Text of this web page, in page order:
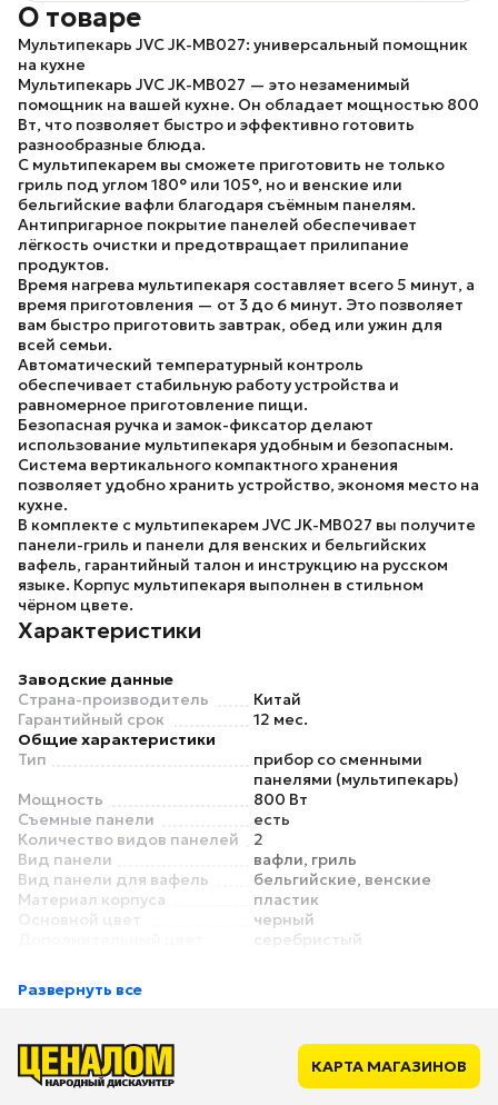
О товаре
Мультипекарь JVC JK-MB027: универсальный помощник
на кухне
Мультипекарь JVC JK-MB027 — это незаменимый
помощник на вашей кухне. Он обладает мощностью 800
Вт, что позволяет быстро и эффективно готовить
разнообразные блюда.
С мультипекарем вы сможете приготовить не только
гриль под углом 180° или 105°, но и венские или
бельгийские вафли благодаря съёмным панелям.
Антипригарное покрытие панелей обеспечивает
лёгкость очистки и предотвращает прилипание
продуктов.
Время нагрева мультипекаря составляет всего 5 минут, а
время приготовления — от 3 до 6 минут. Это позволяет
вам быстро приготовить завтрак, обед или ужин для
всей семьи.
Автоматический температурный контроль
обеспечивает стабильную работу устройства и
равномерное приготовление пищи.
Безопасная ручка и замок-фиксатор делают
использование мультипекаря удобным и безопасным.
Система вертикального компактного хранения
позволяет удобно хранить устройство, экономя место на
кухне.
В комплекте с мультипекарем JVC JK-MB027 вы получите
панели-гриль и панели для венских и бельгийских
вафель, гарантийный талон и инструкцию на русском
языке. Корпус мультипекаря выполнен в стильном
чёрном цвете.
Характеристики
Заводские данные
Страна-производитель
Китай
Гарантийный срок
12 мес.
Общие характеристики
Тип
прибор со сменными
панелями (мультипекарь)
Мощность
800 Вт
Съемные панели
есть
Количество видов панелей
2
Вид панели
вафли, гриль
Вид панели для вафель
бельгийские, венские
Материал корпуса
пластик
Основной цвет
черный
серебристый
Таймер
Индикатор работы
Отсек для хранения
сетевого шнура
Развернуть все
КАРТА МАГАЗИНОВ